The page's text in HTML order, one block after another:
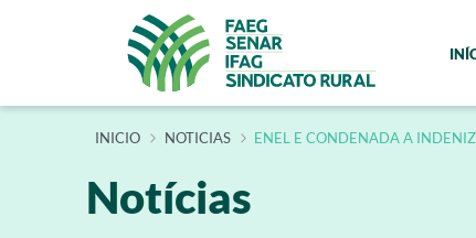
INÍCIO NOTICIAS ENEL E CONDENADA A
Notícias